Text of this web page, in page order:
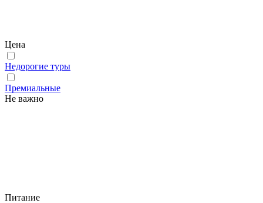
Цена
Недорогие туры
Премиальные
Не важно
Питание